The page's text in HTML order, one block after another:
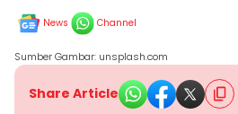
News Channel
Sumber Gambar: unsplash.com
Share Article